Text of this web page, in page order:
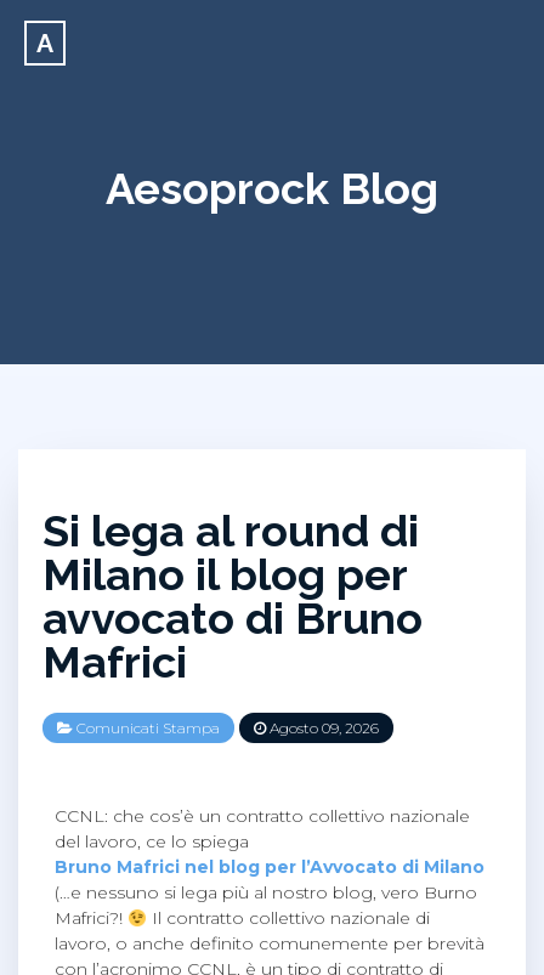
A
Aesoprock Blog
Si lega al round di
Milano il blog per
avvocato di Bruno
Mafrici
Comunicati Stampa Agosto 09, 2026
CCNL: che cos’è un contratto collettivo nazionale
del lavoro, ce lo spiega
Bruno Mafrici nel blog per l’Avvocato di Milano
(…e nessuno si lega più al nostro blog, vero Burno
Mafrici?!
Il contratto collettivo nazionale di
lavoro, o anche definito comunemente per brevità
con l’acronimo CCNL, è un tipo di contratto di